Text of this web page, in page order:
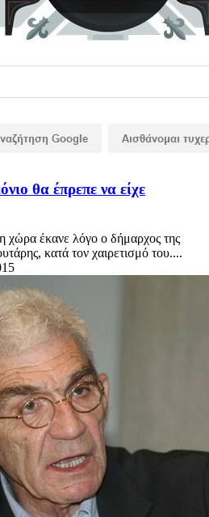
θα έπρεπε να είχε
χώρα έκανε λόγο ο δήμαρχος της
κατά τον χαιρετισμό του....